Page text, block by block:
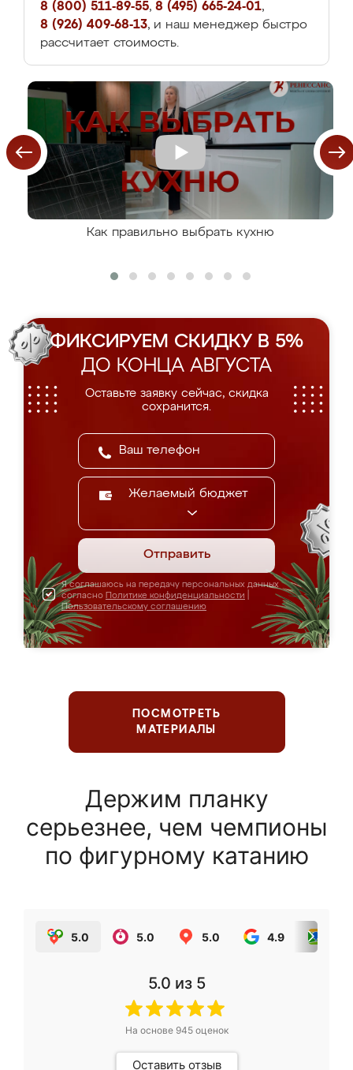
8 (800) 511-89-55, 8 (495) 665-24-01,
8 (926) 409-68-13, и наш менеджер быстро
рассчитает стоимость.
Как правильно выбрать кухню
ФИКСИРУЕМ СКИДКУ В 5%
ДО КОНЦА АВГУСТА
Оставьте заявку сейчас, скидка
сохранится.
Желаемый бюджет
Отправить
Я соглашаюсь на передачу персональных данных
согласно Политике конфиденциальности
Пользовательскому соглашению
ПОСМОТРЕТЬ
МАТЕРИАЛЫ
Держим планку
серьезнее, чем чемпионы
по фигурному катанию
5.0 5.0 5.0 4.9
5.0 из 5
На основе 945оценок
Оставить отзыв